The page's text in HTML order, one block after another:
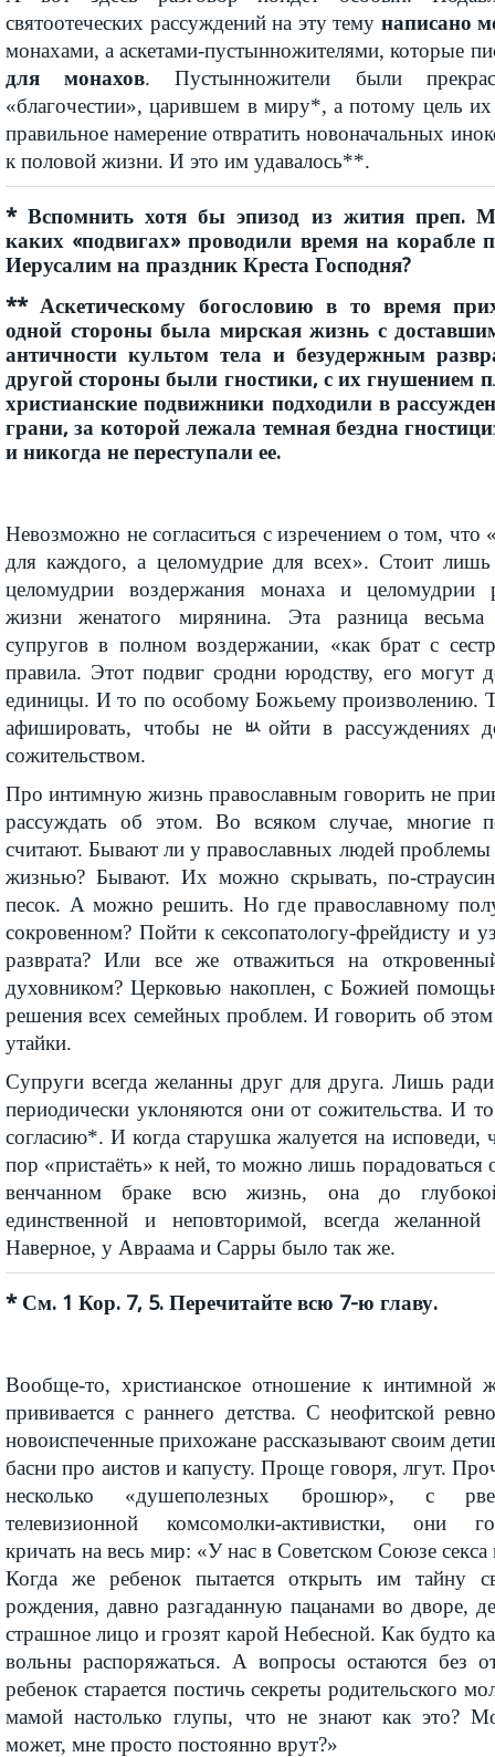
святоотеческих рассуждений на эту тему написано
монахами, а аскетами-пустынножителями, которые
для монахов. Пустынножители были
«благочестии», царившем в миру*, а потому цель
правильное намерение отвратить новоначальных
к половой жизни. И это им удавалось**.
* Вспомнить хотя бы эпизод из жития преп.
каких «подвигах» проводили время на корабле
Иерусалим на праздник Креста Господня?
** Аскетическому богословию в то время
одной стороны была мирская жизнь с
античности культом тела и безудержным
другой стороны были гностики, с их гнушением
христианские подвижники подходили в
грани, за которой лежала темная бездна
и никогда не переступали ее.
Невозможно не согласиться с изречением о том, что
для каждого, а целомудрие для всех». Стоит
целомудрии воздержания монаха и целомудрии
жизни женатого мирянина. Эта разница весьма
супругов в полном воздержании, «как брат с
правила. Этот подвиг сродни юродству, его могут
единицы. И то по особому Божьему произволению.
афишировать, чтобы не ﾴойти в рассуждениях
сожительством.
Про интимную жизнь православным говорить не
рассуждать об этом. Во всяком случае, многие
считают. Бывают ли у православных людей проблемы
жизнью? Бывают. Их можно скрывать, по-
песок. А можно решить. Но где православному
сокровенном? Пойти к сексопатологу-фрейдисту и
разврата? Или все же отважиться на
духовником? Церковью накоплен, с Божией
решения всех семейных проблем. И говорить об этом
утайки.
Супруги всегда желанны друг для друга. Лишь
периодически уклоняются они от сожительства. И
согласию*. И когда старушка жалуется на исповеди,
пор «пристаёть» к ней, то можно лишь
венчанном браке всю жизнь, она до глубокой
единственной и неповторимой, всегда
Наверное, у Авраама и Сарры было так же.
* См. 1 Кор. 7, 5. Перечитайте всю 7-ю главу.
Вообще-то, христианское отношение к интимной
прививается с раннего детства. С неофитской
новоиспеченные прихожане рассказывают своим
басни про аистов и капусту. Проще говоря, лгут.
несколько «душеполезных брошюр», с
телевизионной комсомолки-активистки, они
кричать на весь мир: «У нас в Советском Союзе секса
Когда же ребенок пытается открыть им тайну
рождения, давно разгаданную пацанами во дворе,
страшное лицо и грозят карой Небесной. Как будто
вольны распоряжаться. А вопросы остаются без
ребенок старается постичь секреты родительского
мамой настолько глупы, что не знают как это?
может, мне просто постоянно врут?»